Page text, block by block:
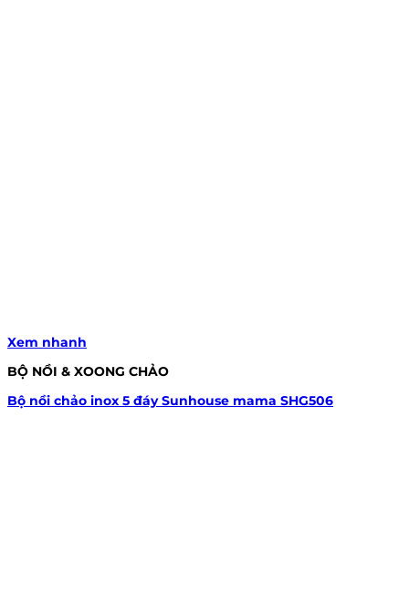
Xem nhanh
BỘ NỒI & XOONG CHẢO
Bộ nồi chảo inox 5 đáy Sunhouse mama SHG506